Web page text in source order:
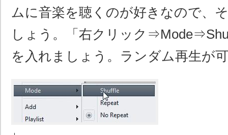
ムに音楽を聴くのが好きなので、
しょう。「右クリック
を入れましょう。ランダム再生が